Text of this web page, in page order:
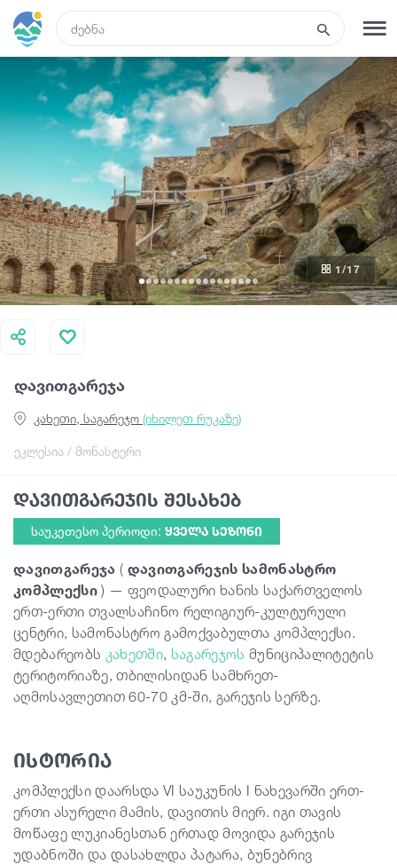
რეგისტრაცია შესვლა
ტურები
სასტუმროები
ტრანსპორტი
რა ვნახოთ
გიდები
საქართველო
დავითგარეჯა
ეკლესია / მონასტერი
კახეთი, საგარეჯო (იხილეთ რუკაზე)
1 /17
დავითგარეჯის შესახებ
საუკეთესო პერიოდი: ᲧᲕᲔᲚᲐ ᲡᲔᲖᲝᲜᲘ
დავითგარეჯა ( დავითგარეჯის სამონასტრო
კომპლექსი) — ფეოდალური ხანის საქართველოს
ერთ-ერთი თვალსაჩინო რელიგიურ-კულტურული
ცენტრი, სამონასტრო გამოქვაბულთა კომპლექსი.
მდებარეობს კახეთში, საგარეჯოს მუნიციპალიტეტის
ტერიტორიაზე, თბილისიდან სამხრეთ-
აღმოსავლეთით 60-70 კმ-ში, გარეჯის სერზე.
ისტორია
კომპლექსი დაარსდა VI საუკუნის I ნახევარში ერთ-
ერთი ასურელი მამის, დავითის მიერ. იგი თავის
მოწაფე ლუკიანესთან ერთად მოვიდა გარეჯის
უდაბნოში და დასახლდა პატარა, ბუნებრივ